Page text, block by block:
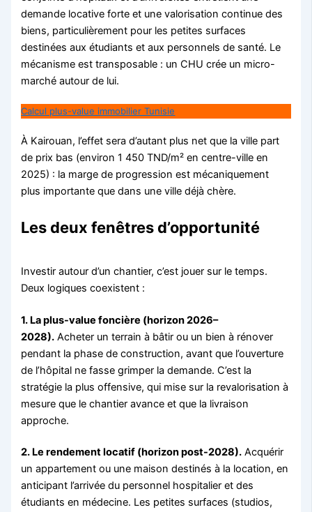
demande locative forte et une valorisation continue des
biens, particulièrement pour les petites surfaces
destinées aux étudiants et aux personnels de santé. Le
mécanisme est transposable : un CHU crée un micro-
marché autour de lui.
Calcul plus-value immobilier Tunisie
À Kairouan, l’effet sera d’autant plus net que la ville part
de prix bas (environ 1 450 TND/m² en centre-ville en
2025) : la marge de progression est mécaniquement
plus importante que dans une ville déjà chère.
Les deux fenêtres d’opportunité
Investir autour d’un chantier, c’est jouer sur le temps.
Deux logiques coexistent :
1. La plus-value foncière (horizon 2026–
2028). Acheter un terrain à bâtir ou un bien à rénover
pendant la phase de construction, avant que l’ouverture
de l’hôpital ne fasse grimper la demande. C’est la
stratégie la plus offensive, qui mise sur la revalorisation à
mesure que le chantier avance et que la livraison
approche.
2. Le rendement locatif (horizon post-2028). Acquérir
un appartement ou une maison destinés à la location, en
anticipant l’arrivée du personnel hospitalier et des
étudiants en médecine. Les petites surfaces (studios,